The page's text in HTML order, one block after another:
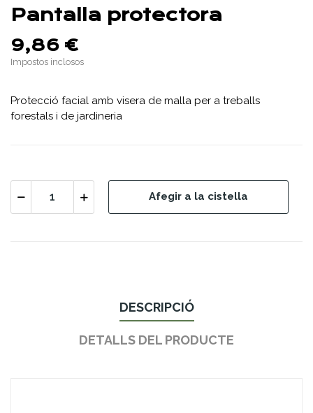
Pantalla protectora
9,86 €
Impostos inclosos
Protecció facial amb visera de malla per a treballs
forestals i de jardineria
Afegir a la cistella
DESCRIPCIÓ
DETALLS DEL PRODUCTE